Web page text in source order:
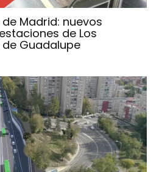
Madrid: nuevos
de Los
de Guadalupe